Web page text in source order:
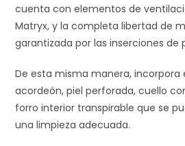
cuenta con elementos de
Matryx, y la completa libertad de
garantizada por las inserciones de
De esta misma manera, incorpora
acordeón, piel perforada, cuello
forro interior transpirable que se
una limpieza adecuada.